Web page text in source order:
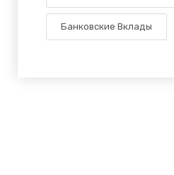
Банковские Вклады